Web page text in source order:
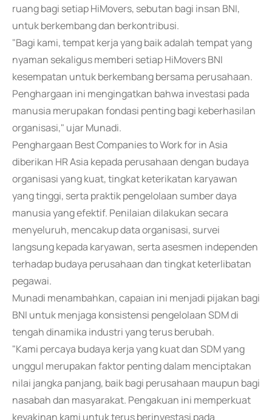
ruang bagi setiap HiMovers, sebutan bagi insan BNI,
untuk berkembang dan berkontribusi.
"Bagi kami, tempat kerja yang baik adalah tempat yang
nyaman sekaligus memberi setiap HiMovers BNI
kesempatan untuk berkembang bersama perusahaan.
Penghargaan ini mengingatkan bahwa investasi pada
manusia merupakan fondasi penting bagi keberhasilan
organisasi," ujar Munadi.
Penghargaan Best Companies to Work for in Asia
diberikan HR Asia kepada perusahaan dengan budaya
organisasi yang kuat, tingkat keterikatan karyawan
yang tinggi, serta praktik pengelolaan sumber daya
manusia yang efektif. Penilaian dilakukan secara
menyeluruh, mencakup data organisasi, survei
langsung kepada karyawan, serta asesmen independen
terhadap budaya perusahaan dan tingkat keterlibatan
pegawai.
Munadi menambahkan, capaian ini menjadi pijakan bagi
BNI untuk menjaga konsistensi pengelolaan SDM di
tengah dinamika industri yang terus berubah.
"Kami percaya budaya kerja yang kuat dan SDM yang
unggul merupakan faktor penting dalam menciptakan
nilai jangka panjang, baik bagi perusahaan maupun bagi
nasabah dan masyarakat. Pengakuan ini memperkuat
keyakinan kami untuk terus berinvestasi pada